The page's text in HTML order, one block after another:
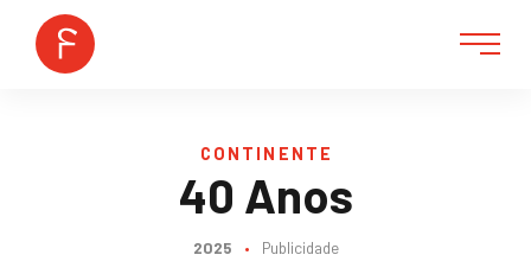
CONTINENTE
40 Anos
2025 • Publicidade